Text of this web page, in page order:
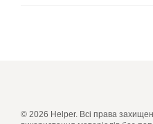
© 2026 Helper. Всі права